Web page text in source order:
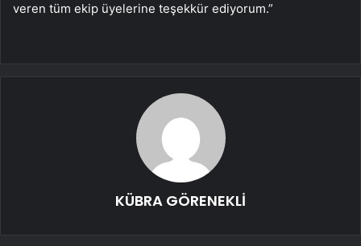
veren tüm ekip üyelerine teşekkür ediyorum.”
KÜBRA GÖRENEKLİ